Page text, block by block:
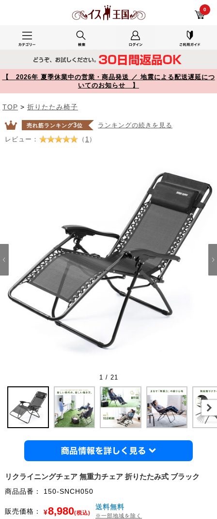
0
【 2026年 夏季休業中の営業・商品発送 ／ 地震による配送遅延につ
いてのお知らせ 】
TOP > 折りたたみ椅子
売れ筋ランキング3位
ランキングの続きを見る
レビュー：
（ 1 ）
1 / 21
リクライニングチェア 無重力チェア 折りたたみ式 ブラック
商品品番： 150-SNCH050
販売価格： ¥8,980(税込)
送料無料
※一部地域を除く